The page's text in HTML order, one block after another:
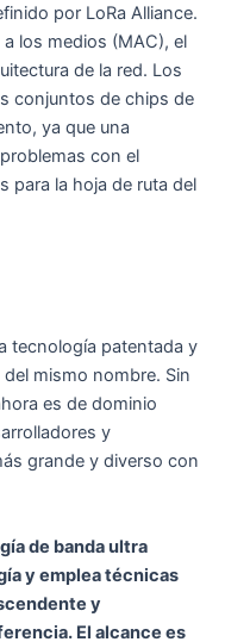
por LoRa Alliance.
los medios (MAC), el
de la red. Los
conjuntos de chips de
ya que una
con el
para la hoja de ruta del
tecnología patentada y
mismo nombre. Sin
es de dominio
y
grande y diverso con
de banda ultra
y emplea técnicas
y
El alcance es